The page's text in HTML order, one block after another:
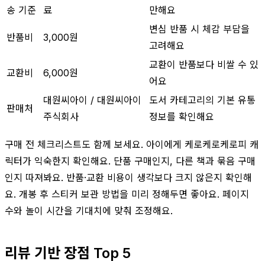
송 기준
료
만해요
반품비 3,000원
변심 반품 시 체감 부담을
고려해요
교환비 6,000원
교환이 반품보다 비쌀 수 있
어요
판매처
대원씨아이 / 대원씨아이
주식회사
도서 카테고리의 기본 유통
정보를 확인해요
구매 전 체크리스트도 함께 보세요. 아이에게 케로케로케로피 캐
릭터가 익숙한지 확인해요. 단품 구매인지, 다른 책과 묶음 구매
인지 따져봐요. 반품·교환 비용이 생각보다 크지 않은지 확인해
요. 개봉 후 스티커 보관 방법을 미리 정해두면 좋아요. 페이지
수와 놀이 시간을 기대치에 맞춰 조정해요.
리뷰 기반 장점 Top 5